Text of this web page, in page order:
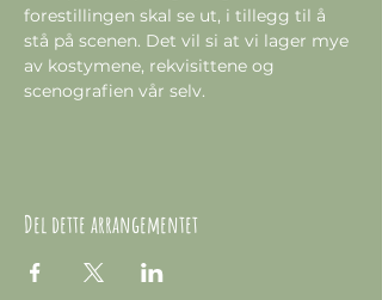
forestillingen skal se ut, i tillegg til å
stå på scenen. Det vil si at vi lager mye
av kostymene, rekvisittene og
scenografien vår selv.
Del dette arrangementet